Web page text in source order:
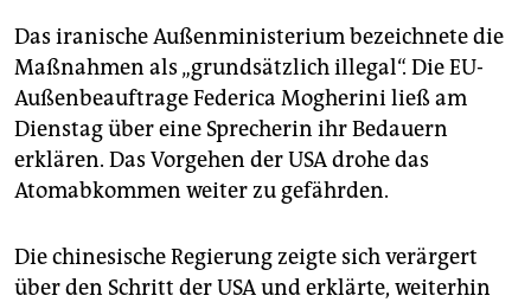
Das iranische Außenministerium bezeichnete die
Maßnahmen als „grundsätzlich illegal“. Die EU-
Außenbeauftrage Federica Mogherini ließ am
Dienstag über eine Sprecherin ihr Bedauern
erklären. Das Vorgehen der USA drohe das
Atomabkommen weiter zu gefährden.
Die chinesische Regierung zeigte sich verärgert
über den Schritt der USA und erklärte, weiterhin